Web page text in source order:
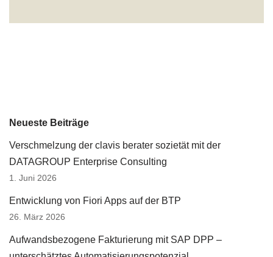
Neueste Beiträge
Verschmelzung der clavis berater sozietät mit der
DATAGROUP Enterprise Consulting
1. Juni 2026
Entwicklung von Fiori Apps auf der BTP
26. März 2026
Aufwandsbezogene Fakturierung mit SAP DPP –